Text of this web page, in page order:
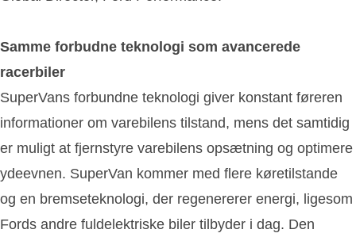
Samme forbudne teknologi som avancerede
racerbiler
SuperVans forbundne teknologi giver konstant føreren
informationer om varebilens tilstand, mens det samtidig
er muligt at fjernstyre varebilens opsætning og optimere
ydeevnen. SuperVan kommer med flere køretilstande
og en bremseteknologi, der regenererer energi, ligesom
Fords andre fuldelektriske biler tilbyder i dag. Den